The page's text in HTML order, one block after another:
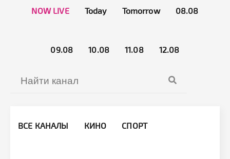
NOW LIVE Today Tomorrow 08.08
09.08 10.08 11.08 12.08
ВСЕ КАНАЛЫ КИНО СПОРТ